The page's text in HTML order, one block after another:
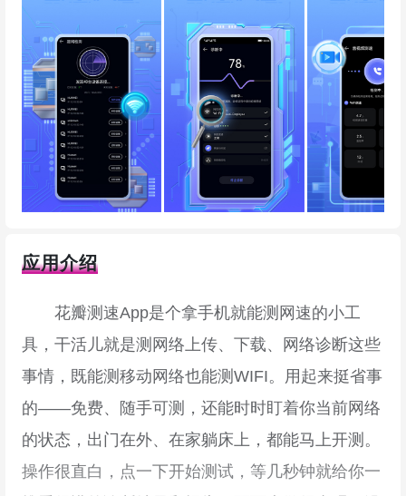
应用介绍
花瓣测速App是个拿手机就能测网速的小工
具，干活儿就是测网络上传、下载、网络诊断这些
事情，既能测移动网络也能测WIFI。用起来挺省事
的——免费、随手可测，还能时时盯着你当前网络
的状态，出门在外、在家躺床上，都能马上开测。
操作很直白，点一下开始测试，等几秒钟就给你一